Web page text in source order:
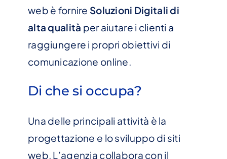
web è fornire Soluzioni Digitalidi
alta qualità per aiutare i clienti a
raggiungere i propri obiettivi di
comunicazione online.
Di che si occupa?
Una delle principali attività è la
progettazione e lo sviluppo di siti
web. L’agenzia collabora con il